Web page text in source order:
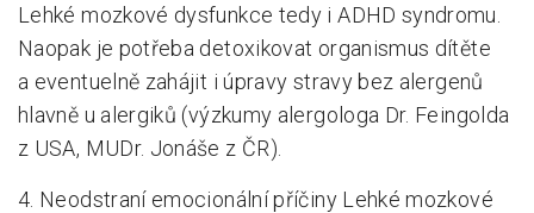
Lehké mozkové dysfunkce tedy i ADHD syndromu.
Naopak je potřeba detoxikovat organismus dítěte
a eventuelně zahájit i úpravy stravy bez alergenů
hlavně u alergiků (výzkumy alergologa Dr. Feingolda
z USA, MUDr. Jonáše z ČR).
4. Neodstraní emocionální příčiny Lehké mozkové